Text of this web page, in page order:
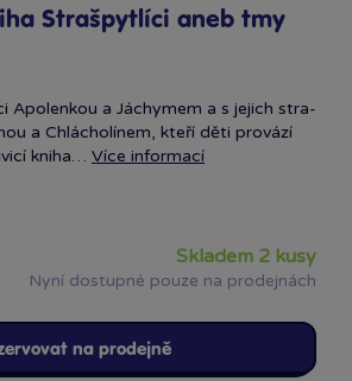
Strašpytlíci aneb tmy
Apolenkou a Jáchymem a s jejich stra­
a Chlácholínem, kteří děti provází
kniha… Více informací
skladem 2 kusy
Nyní dostupné pouze na prodejnách
na prodejně